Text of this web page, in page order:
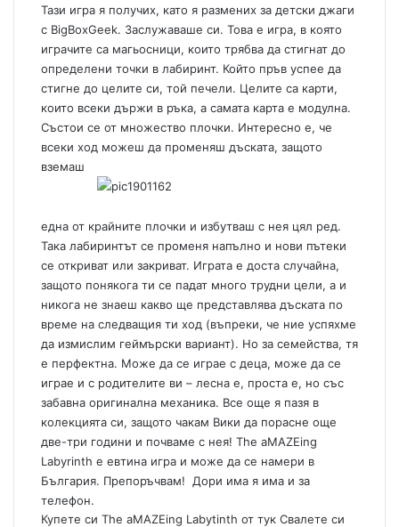
Тази игра я получих, като я размених за детски джаги
с BigBoxGeek. Заслужаваше си. Това е игра, в която
играчите са магьосници, които трябва да стигнат до
определени точки в лабиринт. Който пръв успее да
стигне до целите си, той печели. Целите са карти,
които всеки държи в ръка, а самата карта е модулна.
Състои се от множество плочки. Интересно е, че
всеки ход можеш да променяш дъската, защото
вземаш
една от крайните плочки и избутваш с нея цял ред.
Така лабиринтът се променя напълно и нови пътеки
се откриват или закриват. Играта е доста случайна,
защото понякога ти се падат много трудни цели, а и
никога не знаеш какво ще представлява дъската по
време на следващия ти ход (въпреки, че ние успяхме
да измислим геймърски вариант). Но за семейства, тя
е перфектна. Може да се играе с деца, може да се
играе и с родителите ви – лесна е, проста е, но със
забавна оригинална механика. Все още я пазя в
колекцията си, защото чакам Вики да порасне още
две-три години и почваме с нея! The aMAZEing
Labyrinth е евтина игра и може да се намери в
България. Препоръчвам! Дори има я има и за
телефон.
Купете си The aMAZEing Labytinth от тук Свалете си